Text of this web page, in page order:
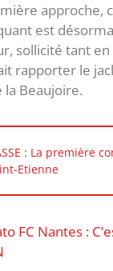
approche,
est
sollicité tant en
rapporter le
la Beaujoire.
: La première
Etienne
FC Nantes :